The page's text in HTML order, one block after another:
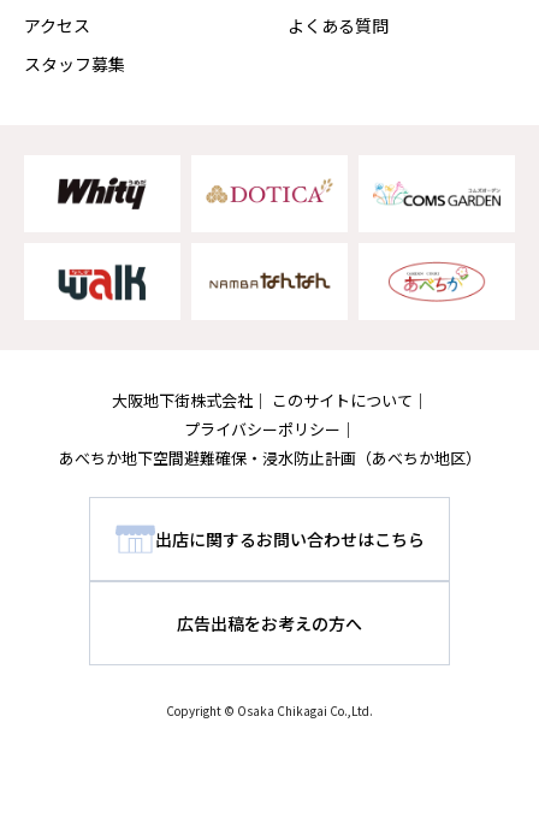
アクセス
スタッフ募集
よくある質問
大阪地下街株式会社
このサイトについて
プライバシーポリシー
あべちか地下空間避難確保・浸水防止計画（あべちか地区）
出店に関するお問い合わせはこちら
広告出稿をお考えの方へ
Copyright © Osaka Chikagai Co.,Ltd.